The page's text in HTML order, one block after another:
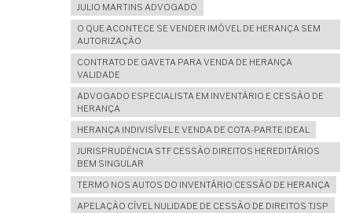
JULIO MARTINS ADVOGADO
O QUE ACONTECE SE VENDER IMÓVEL DE HERANÇA SEM
AUTORIZAÇÃO
CONTRATO DE GAVETA PARA VENDA DE HERANÇA
VALIDADE
ADVOGADO ESPECIALISTA EM INVENTÁRIO E CESSÃO DE
HERANÇA
HERANÇA INDIVISÍVEL E VENDA DE COTA-PARTE IDEAL
JURISPRUDÊNCIA STF CESSÃO DIREITOS HEREDITÁRIOS
BEM SINGULAR
TERMO NOS AUTOS DO INVENTÁRIO CESSÃO DE HERANÇA
APELAÇÃO CÍVEL NULIDADE DE CESSÃO DE DIREITOS TJSP